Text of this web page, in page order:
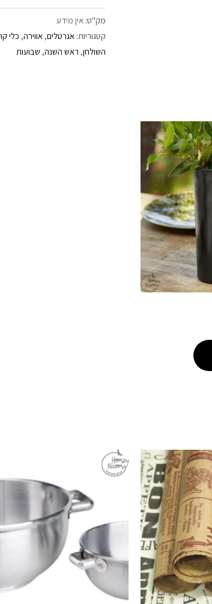
מק"ט: אין מידע
קטגוריות: אגרטלים, אווירה, כלי
השולחן, ראש השנה, שבועות